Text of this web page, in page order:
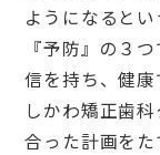
ようになると
『予防』の３
信を持ち、健
しかわ矯正歯
合った計画を